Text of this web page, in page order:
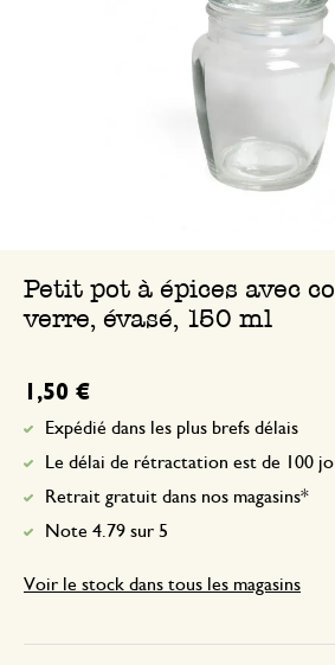
Petit pot à épices avec
verre, évasé, 150 ml
1,50 €
Expédié dans les plus brefs délais
Le délai de rétractation est de 100
Retrait gratuit dans nos magasins*
Note 4.79 sur 5
Voir le stock dans tous les magasins
1
Tout est ok